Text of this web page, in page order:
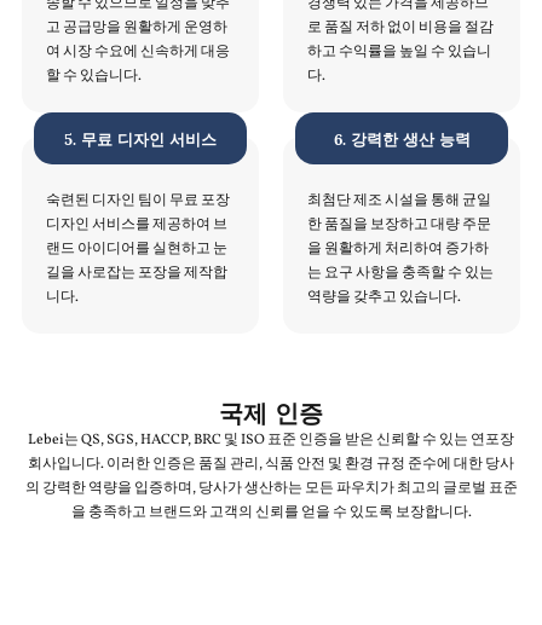
고 공급망을 원활하게 운영하
여 시장 수요에 신속하게 대응
할 수 있습니다.
로 품질 저하 없이 비용을 절감
하고 수익률을 높일 수 있습니
다.
5. 무료 디자인 서비스
숙련된 디자인 팀이 무료 포장
디자인 서비스를 제공하여 브
랜드 아이디어를 실현하고 눈
길을 사로잡는 포장을 제작합
니다.
6. 강력한 생산 능력
최첨단 제조 시설을 통해 균일
한 품질을 보장하고 대량 주문
을 원활하게 처리하여 증가하
는 요구 사항을 충족할 수 있는
역량을 갖추고 있습니다.
국제 인증
Lebei는 QS, SGS, HACCP, BRC 및 ISO 표준 인증을 받은 신뢰할 수 있는 연포장
회사입니다. 이러한 인증은 품질 관리, 식품 안전 및 환경 규정 준수에 대한 당사
의 강력한 역량을 입증하며, 당사가 생산하는 모든 파우치가 최고의 글로벌 표준
을 충족하고 브랜드와 고객의 신뢰를 얻을 수 있도록 보장합니다.